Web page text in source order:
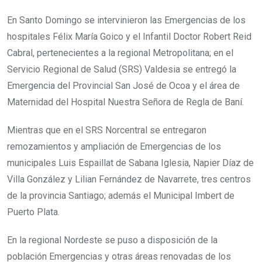
En Santo Domingo se intervinieron las Emergencias de los
hospitales Félix María Goico y el Infantil Doctor Robert Reid
Cabral, pertenecientes a la regional Metropolitana; en el
Servicio Regional de Salud (SRS) Valdesia se entregó la
Emergencia del Provincial San José de Ocoa y el área de
Maternidad del Hospital Nuestra Señora de Regla de Baní.
Mientras que en el SRS Norcentral se entregaron
remozamientos y ampliación de Emergencias de los
municipales Luis Espaillat de Sabana Iglesia, Napier Díaz de
Villa González y Lilian Fernández de Navarrete, tres centros
de la provincia Santiago; además el Municipal Imbert de
Puerto Plata.
En la regional Nordeste se puso a disposición de la
población Emergencias y otras áreas renovadas de los